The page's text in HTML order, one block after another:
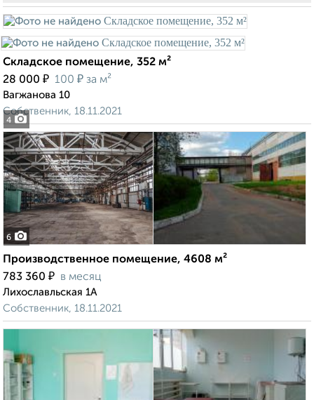
4
Складское помещение, 352 м²
28 000 ₽ 100 ₽ за м²
Вагжанова 10
Собственник, 18.11.2021
6
Производственное помещение, 4608 м²
783 360 ₽ в месяц
Лихославльская 1А
Собственник, 18.11.2021